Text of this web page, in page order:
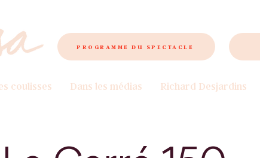
PROGRAMME DU SPECTACLE
coulisses Dans les médias Richard Desjardins